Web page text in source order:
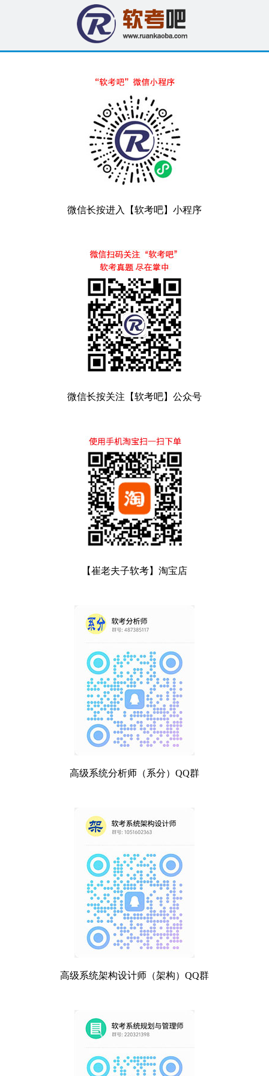
微信长按进入【软考吧】小程序
微信长按关注【软考吧】公众号
【崔老夫子软考】淘宝店
高级系统分析师（系分）QQ群
高级系统架构设计师（架构）QQ群